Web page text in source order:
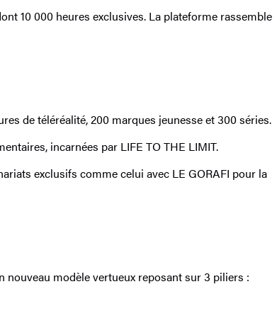
10 000 heures exclusives. La plateforme rassemble
de téléréalité, 200 marques jeunesse et 300 séries.
incarnées par LIFE TO THE LIMIT.
exclusifs comme celui avec LE GORAFI pour la
modèle vertueux reposant sur 3 piliers :